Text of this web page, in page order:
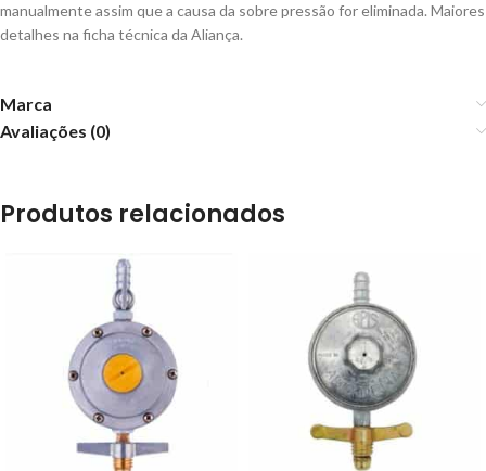
manualmente assim que a causa da sobre pressão for eliminada. Maiores
detalhes na ficha técnica da Aliança.
Marca
Avaliações (0)
Produtos relacionados